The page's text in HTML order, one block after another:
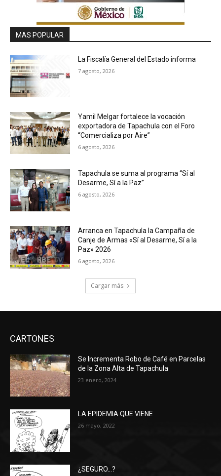
MAS POPULAR
La Fiscalía General del Estado informa
7 agosto, 2026
Yamil Melgar fortalece la vocación
exportadora de Tapachula con el Foro
“Comercializa por Aire”
6 agosto, 2026
Tapachula se suma al programa “Sí al
Desarme, Sí a la Paz”
6 agosto, 2026
Arranca en Tapachula la Campaña de
Canje de Armas «Sí al Desarme, Sí a la
Paz» 2026
6 agosto, 2026
Cargar más
CARTONES
Se Incrementa Robo de Café en Parcelas
de la Zona Alta de Tapachula
23 enero, 2024
LA EPIDEMIA QUE VIENE
26 mayo, 2022
¿SEGURO…?